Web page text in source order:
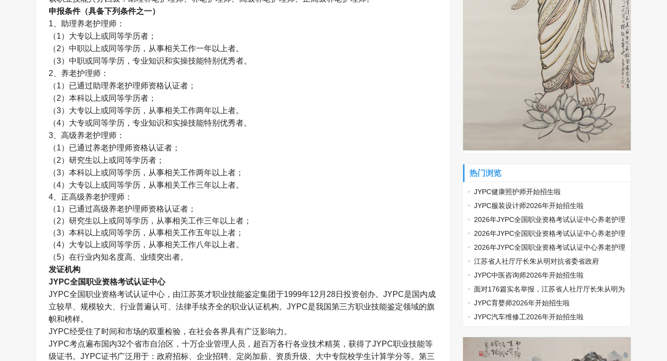
申报条件（具备下列条件之一）
1 、助理养老护理师：
（1）大专以上或同等学历者；
（2）中职以上或同等学历，从事相关工作一年以上者。
（3）中职或同等学历，专业知识和实操技能特别优秀者。
2 、养老护理师：
（1）已通过助理养老护理师资格认证者；
（2）本科以上或同等学历者；
（3）大专以上或同等学历，从事相关工作两年以上者。
（4）大专或同等学历，专业知识和实操技能特别优秀者。
3 、高级养老护理师：
（1）已通过养老护理师资格认证者；
（2）研究生以上或同等学历者；
（3）本科以上或同等学历，从事相关工作两年以上者；
（4）大专以上或同等学历，从事相关工作三年以上者。
4 、正高级养老护理师：
（1）已通过高级养老护理师资格认证者；
（2）研究生以上或同等学历，从事相关工作三年以上者；
（3）本科以上或同等学历，从事相关工作五年以上者；
（4）大专以上或同等学历，从事相关工作八年以上者。
（5）在行业内知名度高、业绩突出者。
发证机构
JYPC全国职业资格考试认证中心
JYPC全国职业资格考试认证中心，由江苏英才职业技能鉴定集团于1999年12 月 28日投资创办。 JYPC是国内成
立较早、规模较大、行业普遍认可、法律手续齐全的职业认证机构。 JYPC是我国第三方职业技能鉴定领域的旗
帜和榜样。
JYPC经受住了时间和市场的双重检验，在社会各界具有广泛影响力。
JYPC考点遍布国内32个省市自治区，十万企业管理人员，超百万各行各业技术精英，获得了JYPC职业技能等
级证书。 JYPC证书广泛用于：政府招标、企业招聘、定岗加薪、资质升级、大中专院校学生计算学分等。第三
热门浏览
JYPC健康照护师开始招生啦
JYPC服装设计师2026年开始招生啦
2026年JYPC全国职业资格考试认证中心养老护理
师开始报名啦
2026年JYPC全国职业资格考试认证中心养老护理
师开始报名啦
2026年JYPC全国职业资格考试认证中心养老护理
师开始报名啦
江苏省人社厅厅长朱从明对抗省委省政府
JYPC中医咨询师2026年开始招生啦
面对176篇实名举报，江苏省人社厅厅长朱从明为
何选择沉默
JYPC育婴师2026年开始招生啦
JYPC汽车维修工2026年开始招生啦